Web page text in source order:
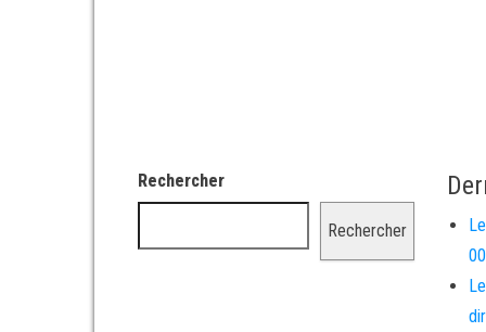
Rechercher
Rechercher